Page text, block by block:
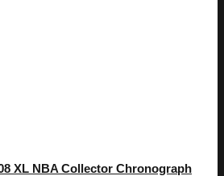
XL NBA Collector Chronograph